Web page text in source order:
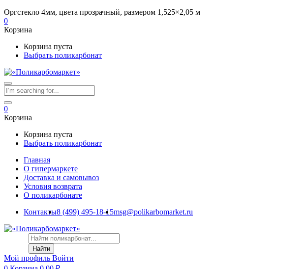
Оргстекло 4мм, цвета прозрачный, размером 1,525×2,05 м
0
Корзина
Корзина пуста
Выбрать поликарбонат
0
Корзина
Корзина пуста
Выбрать поликарбонат
Главная
О гипермаркете
Доставка и самовывоз
Условия возврата
О поликарбонате
Контакты8 (499) 495-18-15msg@polikarbomarket.ru
Найти
Мой профиль Войти